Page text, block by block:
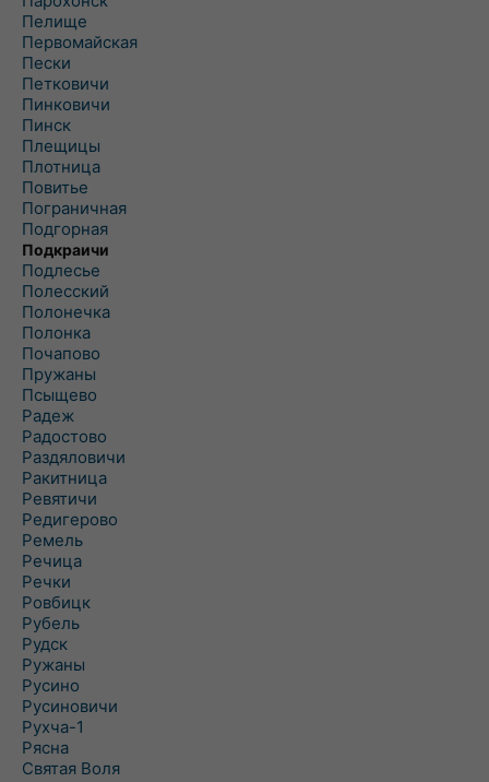
Пелище
Первомайская
Пески
Петковичи
Пинковичи
Пинск
Плещицы
Плотница
Повитье
Пограничная
Подгорная
Подкраичи
Подлесье
Полесский
Полонечка
Полонка
Почапово
Пружаны
Псыщево
Радеж
Радостово
Раздяловичи
Ракитница
Ревятичи
Редигерово
Ремель
Речица
Речки
Ровбицк
Рубель
Рудск
Ружаны
Русино
Русиновичи
Рухча-1
Рясна
Святая Воля